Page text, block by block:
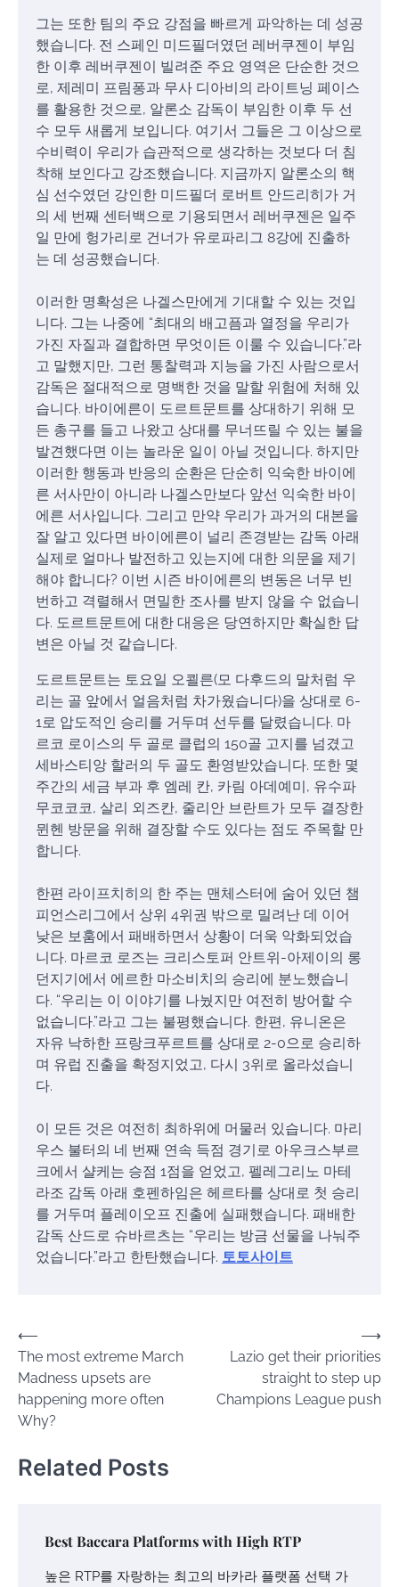
그는 또한 팀의 주요 강점을 빠르게 파악하는 데 성공
했습니다. 전 스페인 미드필더였던 레버쿠젠이 부임
한 이후 레버쿠젠이 빌려준 주요 영역은 단순한 것으
로, 제레미 프림퐁과 무사 디아비의 라이트닝 페이스
를 활용한 것으로, 알론소 감독이 부임한 이후 두 선
수 모두 새롭게 보입니다. 여기서 그들은 그 이상으로
수비력이 우리가 습관적으로 생각하는 것보다 더 침
착해 보인다고 강조했습니다. 지금까지 알론소의 핵
심 선수였던 강인한 미드필더 로버트 안드리히가 거
의 세 번째 센터백으로 기용되면서 레버쿠젠은 일주
일 만에 헝가리로 건너가 유로파리그 8강에 진출하
는 데 성공했습니다.
이러한 명확성은 나겔스만에게 기대할 수 있는 것입
니다. 그는 나중에 “최대의 배고픔과 열정을 우리가
가진 자질과 결합하면 무엇이든 이룰 수 있습니다.”라
고 말했지만, 그런 통찰력과 지능을 가진 사람으로서
감독은 절대적으로 명백한 것을 말할 위험에 처해 있
습니다. 바이에른이 도르트문트를 상대하기 위해 모
든 총구를 들고 나왔고 상대를 무너뜨릴 수 있는 불을
발견했다면 이는 놀라운 일이 아닐 것입니다. 하지만
이러한 행동과 반응의 순환은 단순히 익숙한 바이에
른 서사만이 아니라 나겔스만보다 앞선 익숙한 바이
에른 서사입니다. 그리고 만약 우리가 과거의 대본을
잘 알고 있다면 바이에른이 널리 존경받는 감독 아래
실제로 얼마나 발전하고 있는지에 대한 의문을 제기
해야 합니다? 이번 시즌 바이에른의 변동은 너무 빈
번하고 격렬해서 면밀한 조사를 받지 않을 수 없습니
다. 도르트문트에 대한 대응은 당연하지만 확실한 답
변은 아닐 것 같습니다.
도르트문트는 토요일 오쾰른(모 다후드의 말처럼 우
리는 골 앞에서 얼음처럼 차가웠습니다)을 상대로 6-
1로 압도적인 승리를 거두며 선두를 달렸습니다. 마
르코 로이스의 두 골로 클럽의 150골 고지를 넘겼고
세바스티앙 할러의 두 골도 환영받았습니다. 또한 몇
주간의 세금 부과 후 엠레 칸, 카림 아데예미, 유수파
무코코코, 살리 외즈칸, 줄리안 브란트가 모두 결장한
뮌헨 방문을 위해 결장할 수도 있다는 점도 주목할 만
합니다.
한편 라이프치히의 한 주는 맨체스터에 숨어 있던 챔
피언스리그에서 상위 4위권 밖으로 밀려난 데 이어
낮은 보훔에서 패배하면서 상황이 더욱 악화되었습
니다. 마르코 로즈는 크리스토퍼 안트위-아제이의 롱
던지기에서 에르한 마소비치의 승리에 분노했습니
다. “우리는 이 이야기를 나눴지만 여전히 방어할 수
없습니다.”라고 그는 불평했습니다. 한편, 유니온은
자유 낙하한 프랑크푸르트를 상대로 2-0으로 승리하
며 유럽 진출을 확정지었고, 다시 3위로 올라섰습니
다.
이 모든 것은 여전히 최하위에 머물러 있습니다. 마리
우스 불터의 네 번째 연속 득점 경기로 아우크스부르
크에서 샬케는 승점 1점을 얻었고, 펠레그리노 마테
라조 감독 아래 호펜하임은 헤르타를 상대로 첫 승리
를 거두며 플레이오프 진출에 실패했습니다. 패배한
감독 산드로 슈바르츠는 “우리는 방금 선물을 나눠주
었습니다.”라고 한탄했습니다. 토토사이트
Post
navigation
⟵
The most extreme March
Madness upsets are
happening more often
Why?
Lazio get their priorities
straight to step up
Champions League push
⟶
Related Posts
Best Baccara Platforms with High RTP
높은 RTP를 자랑하는 최고의 바카라 플랫폼 선택 가